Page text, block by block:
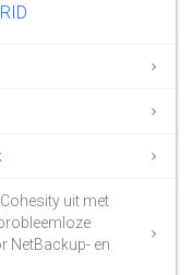
uit met
NetBackup- en